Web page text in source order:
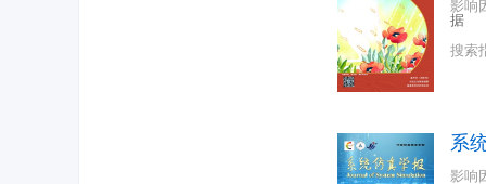
影响
据
搜索
系
影响